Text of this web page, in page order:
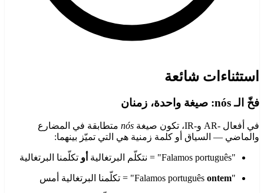
استثناءات شائعة
فخّ الـ nós: صيغة واحدة، زمنان
في أفعال -AR و-IR، تكون صيغة nós متطابقة في المضارع
والماضي — السياق أو كلمة زمنية هي التي تميّز بينهما:
"Falamos português" = نتكلّم البرتغالية أو تكلّمنا البرتغالية
"Falamos português
ontem " = تكلّمنا البرتغالية أمس